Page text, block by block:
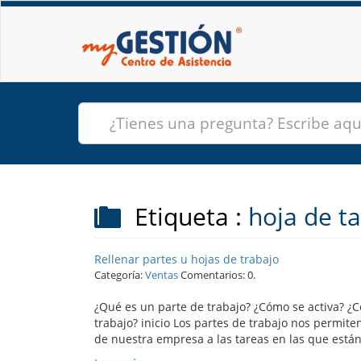
Etiqueta : hoja de
Rellenar partes u hojas de trabajo
Categoría:VentasComentarios: 0.
¿Qué es un parte de trabajo? ¿Cómo se activa?
trabajo? inicio Los partes de trabajo nos
de nuestra empresa a las tareas en las que